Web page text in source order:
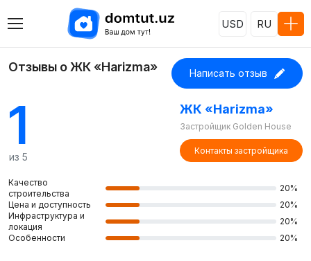
USD RU
Отзывы о ЖК «Harizma» Написать отзыв
1
из 5
Качество
строительства
20%
Цена и доступность
20%
Инфраструктура и
локация
20%
Особенности
20%
ЖК «Harizma»
Застройщик Golden House
Контакты застройщика